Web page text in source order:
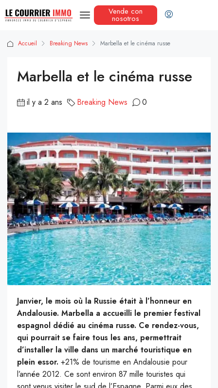
Vende con
nosotros
Accueil Breaking News Marbella et le cinéma russe
Marbella et le cinéma russe
il y a 2 ans Breaking News 0
Janvier, le mois où la Russie était à l’honneur en
Andalousie. Marbella a accueilli le premier festival
espagnol dédié au cinéma russe. Ce rendez-vous,
qui pourrait se faire tous les ans, permettrait
d’installer la ville dans un marché touristique en
plein essor. +21% de tourisme en Andalousie pour
l’année 2012. Ce sont environ 87 mille touristes qui